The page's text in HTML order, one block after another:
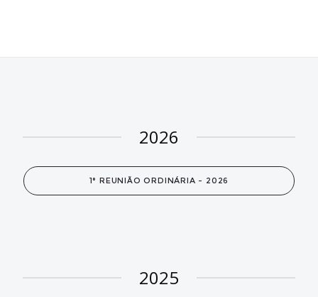
2026
1° REUNIÃO ORDINÁRIA - 2026
2025